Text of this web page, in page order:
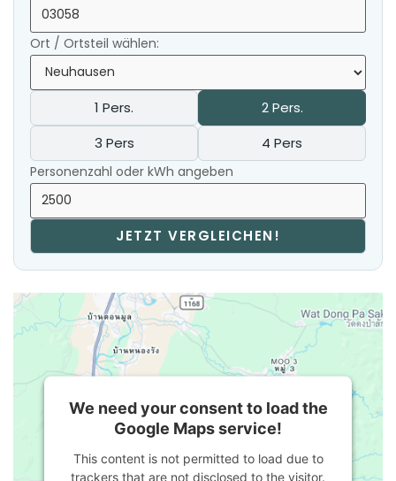
Ort / Ortsteil wählen:
1 Pers.
2 Pers.
3 Pers
4 Pers
Personenzahl oder kWh angeben
JETZT VERGLEICHEN!
We need your consent to load the
Google Maps service!
This content is not permitted to load due to
trackers that are not disclosed to the visitor.